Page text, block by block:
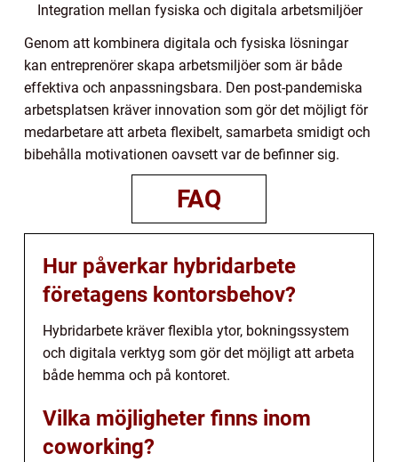
Integration mellan fysiska och digitala arbetsmiljöer
Genom att kombinera digitala och fysiska lösningar
kan entreprenörer skapa arbetsmiljöer som är både
effektiva och anpassningsbara. Den post-pandemiska
arbetsplatsen kräver innovation som gör det möjligt för
medarbetare att arbeta flexibelt, samarbeta smidigt och
bibehålla motivationen oavsett var de befinner sig.
FAQ
Hur påverkar hybridarbete
företagens kontorsbehov?
Hybridarbete kräver flexibla ytor, bokningssystem
och digitala verktyg som gör det möjligt att arbeta
både hemma och på kontoret.
Vilka möjligheter finns inom
coworking?